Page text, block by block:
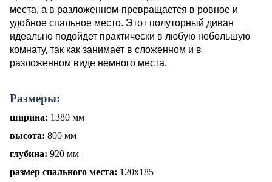
места, а в разложенном-превращается в ровное и
удобное спальное место. Этот полуторный диван
идеально подойдет практически в любую небольшую
комнату, так как занимает в сложенном и в
разложенном виде немного места.
Размеры:
ширина: 1380 мм
высота: 800 мм
глубина: 920 мм
размер спального места: 120х185